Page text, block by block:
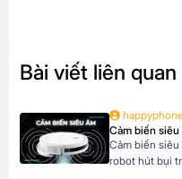
Bài viết liên quan
happyphone
Cảm biến
Cảm biến
robot hút bụi